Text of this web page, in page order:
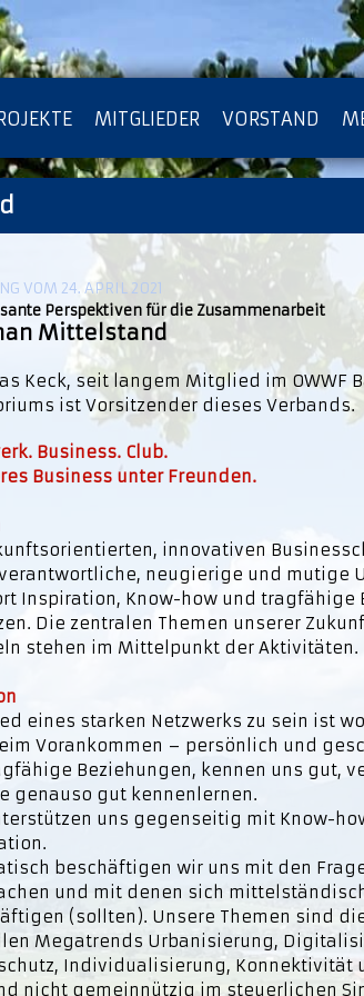
MITGLIEDER VORSTAND
VOM 24. APRIL 2021
Perspektiven für die Zusammenarbeit
Mittelstand
Keck, seit langem Mitglied im OWWF
ist Vorsitzender dieses Verbands.
Business. Club.
Business unter Freunden.
innovativen
neugierige und mutige
Inspiration, Know-how und tragfähige
Die zentralen Themen unserer
stehen im Mittelpunkt der Aktivitäten.
eines starken Netzwerks zu sein ist
Vorankommen – persönlich und
Beziehungen, kennen uns gut,
genauso gut kennenlernen.
uns gegenseitig mit Know-
beschäftigen wir uns mit den
und mit denen sich
(sollten). Unsere Themen sind
Megatrends Urbanisierung,
Individualisierung, Konnektivität
nicht gemeinnützig im steuerlichen